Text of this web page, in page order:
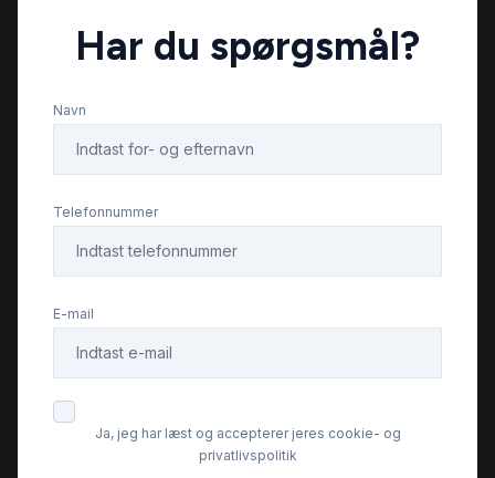
Har du spørgsmål?
Navn
Telefonnummer
E-mail
Ja, jeg har læst og accepterer jeres cookie- og
privatlivspolitik